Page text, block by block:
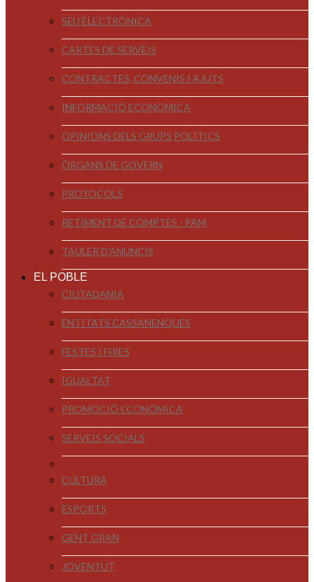
SEU ELECTRÒNICA
CARTES DE SERVEIS
CONTRACTES, CONVENIS I AJUTS
INFORMACIÓ ECONÒMICA
OPINIONS DELS GRUPS POLÍTICS
ÒRGANS DE GOVERN
PROTOCOLS
RETIMENT DE COMPTES - PAM
TAULER D'ANUNCIS
EL POBLE
CIUTADANIA
ENTITATS CASSANENQUES
FESTES I FIRES
IGUALTAT
PROMOCIÓ ECONÒMICA
SERVEIS SOCIALS
CULTURA
ESPORTS
GENT GRAN
JOVENTUT